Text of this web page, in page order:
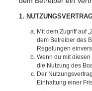
1.
Mit dem Zugriff auf
dem Betreiber des
Regelungen
Wenn du mit
die Nutzung des
Der
Einhaltung einer